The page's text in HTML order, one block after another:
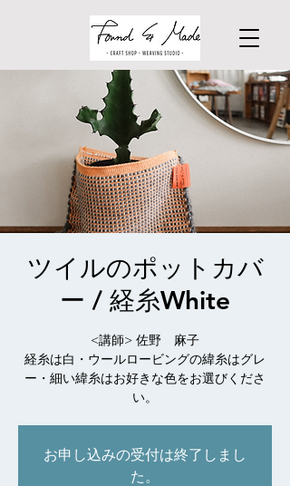
ツイルのポットカバ
ー / 経糸White
<講師> 佐野 麻子
経糸は白・ウールロービングの緯糸はグレ
ー・細い緯糸はお好きな色をお選びくださ
い。
お申し込みの受付は終了しまし
た。